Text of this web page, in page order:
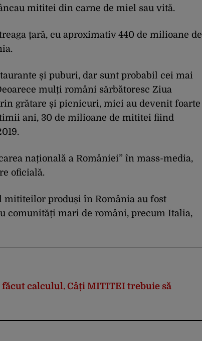
mititei din carne de miel sau vită.
țară, cu aproximativ 440 de milioane de
și puburi, dar sunt probabil cei mai
mulți români sărbătoresc Ziua
grătare și picnicuri, mici au devenit foarte
ani, 30 de milioane de mititei fiind
națională a României” în mass-media,
oficială.
mititeilor produși în România au fost
comunități mari de români, precum Italia,
făcut calculul. Câți MITITEI trebuie să